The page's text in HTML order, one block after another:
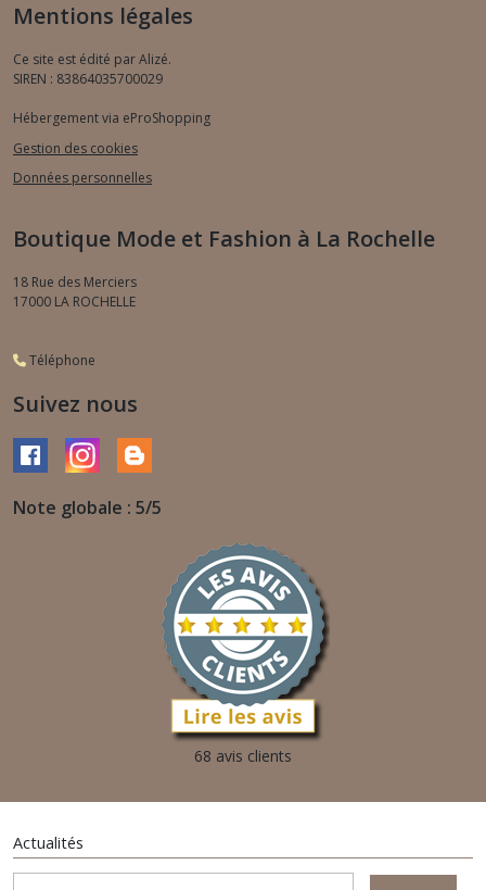
Mentions légales
Ce site est édité par Alizé.
SIREN : 83864035700029
Hébergement via eProShopping
Gestion des cookies
Données personnelles
Boutique Mode et Fashion à La Rochelle
18 Rue des Merciers
17000 LA ROCHELLE
Téléphone
Suivez nous
Note globale : 5/5
68 avis clients
Actualités